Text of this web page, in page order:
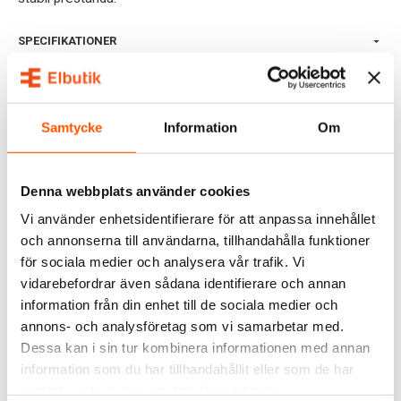
Samtycke Information Om
Denna webbplats använder cookies
Vi använder enhetsidentifierare för att anpassa innehållet
och annonserna till användarna, tillhandahålla funktioner
för sociala medier och analysera vår trafik. Vi
vidarebefordrar även sådana identifierare och annan
information från din enhet till de sociala medier och
annons- och analysföretag som vi samarbetar med.
Dessa kan i sin tur kombinera informationen med annan
information som du har tillhandahållit eller som de har
SPECIFIKATIONER
DOKUMENT
OMDÖMEN
FRÅGOR & SVAR
RELATERADE PRODUKTER